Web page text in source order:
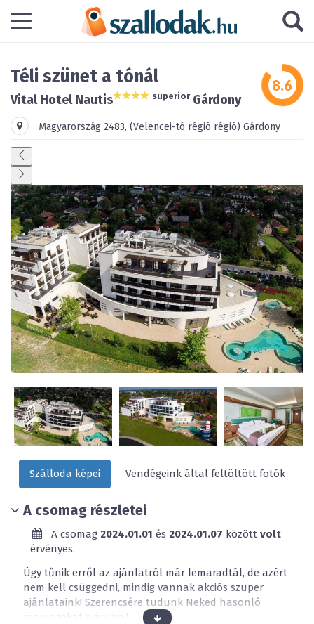
Téli szünet a tónál
Vital Hotel Nautis superiorGárdony
Magyarország 2483, (Velencei-tó régió régió) Gárdony
Szálloda képei Vendégeink által feltöltött fotók
A csomag részletei
A csomag 2024.01.01 és 2024.01.07 között volt
érvényes.
Úgy tűnik erről az ajánlatról már lemaradtál, de azért
nem kell csüggedni, mindig vannak akciós szuper
ajánlataink! Szerencsére tudunk Neked hasonló
csomagokat ajánlani!